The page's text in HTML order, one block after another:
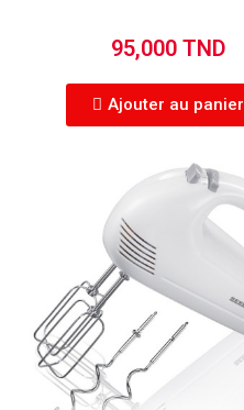
95,000 TND
Ajouter au panier